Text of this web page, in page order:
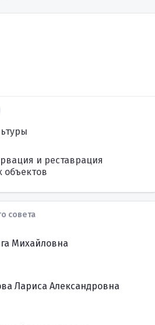
и реставрация
объектов
совета
Михайловна
Лариса Александровна